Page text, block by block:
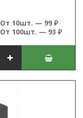
От 10шт. — 99 ₽
От 100шт. — 93 ₽